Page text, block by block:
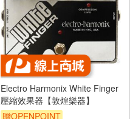
Electro Harmonix White Finger
壓縮效果器【敦煌樂器】
贈OPENPOINT